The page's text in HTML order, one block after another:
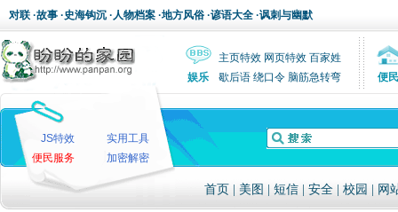
对联 ·故事 ·史海钩沉 ·人物档案 ·地方风俗 ·谚语大全 ·讽刺与幽默
主页特效 网页特效 百家姓
娱乐
歇后语 绕口令 脑筋急转弯 便民
JS特效
实用工具
便民服务
加密解密
首页 美图 短信 安全 校园 网